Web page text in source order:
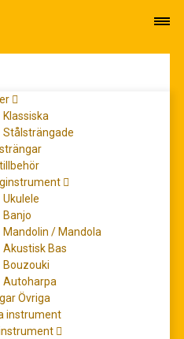
Klassiska
Stålsträngade
Ukulele
Banjo
Mandolin / Mandola
Akustisk Bas
Bouzouki
Autoharpa
Övriga
instrument
REA!